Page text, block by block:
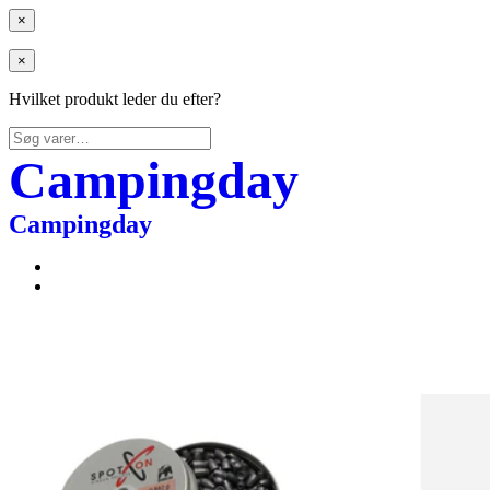
×
×
Hvilket produkt leder du efter?
Søg
efter:
Campingday
Campingday